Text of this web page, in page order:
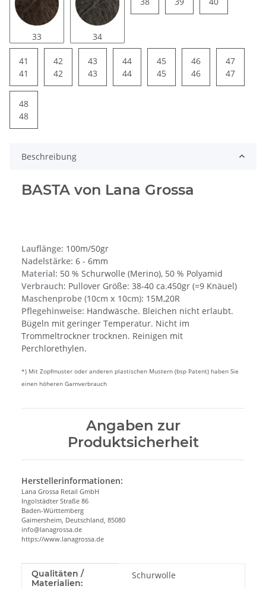
33 34
41
41
42
42
43
43
44
44
45
45
46
46
47
47
48
48
Beschreibung
BASTA von Lana Grossa
Lauflänge: 100m/50gr
Nadelstärke: 6 - 6mm
Material: 50 % Schurwolle (Merino), 50 % Polyamid
Verbrauch: Pullover Größe: 38-40 ca.450gr (=9 Knäuel)
Maschenprobe (10cm x 10cm): 15M,20R
Pflegehinweise: Handwäsche. Bleichen nicht erlaubt.
Bügeln mit geringer Temperatur. Nicht im
Trommeltrockner trocknen. Reinigen mit
Perchlorethylen.
*) Mit Zopfmuster oder anderen plastischen Mustern (bsp Patent) haben Sie
einen höheren Garnverbrauch
Angaben zur
Produktsicherheit
Herstellerinformationen:
Lana Grossa Retail GmbH
Ingolstädter Straße 86
Baden-Württemberg
Gaimersheim, Deutschland, 85080
info@lanagrossa.de
https://www.lanagrossa.de
Produkteigenschaft
Wert
Qualitäten /
Materialien:
Schurwolle